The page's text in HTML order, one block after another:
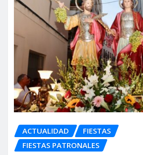
ACTUALIDAD
FIESTAS
FIESTAS PATRONALES